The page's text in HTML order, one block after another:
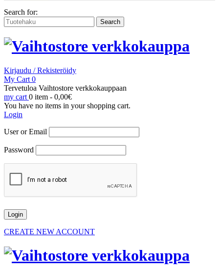
Search for:
Kirjaudu / Rekisteröidy
My Cart 0
Tervetuloa Vaihtostore verkkokauppaan
my cart 0 item - 0,00€
You have no items in your shopping cart.
Login
User or Email
Password
CREATE NEW ACCOUNT